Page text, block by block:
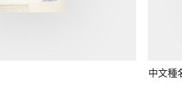
中文種